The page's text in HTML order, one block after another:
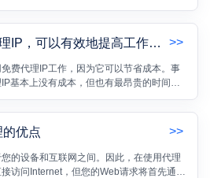
以路由请求的代理池，将流量分配到大量
点介绍一下代理ip池有效性的决定因素。
高质量的代理IP，可以有效地提高工作效率 >>
费代理IP工作，因为它可以节省成本。事
基本上没有成本，但也有最昂贵的时间成
免费代理IP没有关系。一个朋友做过测
万多个免费代理IP。经过一番验证，发现只
问题严重。可见免费代理。IP没事玩，完成
要。
优点 >>
的设备和互联网之间。因此，在使用代理
访问Internet，但您的Web请求将首先通过